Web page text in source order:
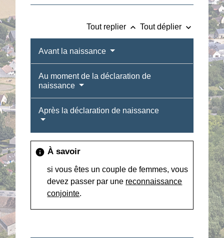
Tout replier keyboard_arrow_up Tout déplier keyboard_arrow_down
Avant la naissance
Au moment de la déclaration de
naissance
Après la déclaration de naissance
info À savoir
si vous êtes un couple de femmes, vous
devez passer par une reconnaissance
conjointe.